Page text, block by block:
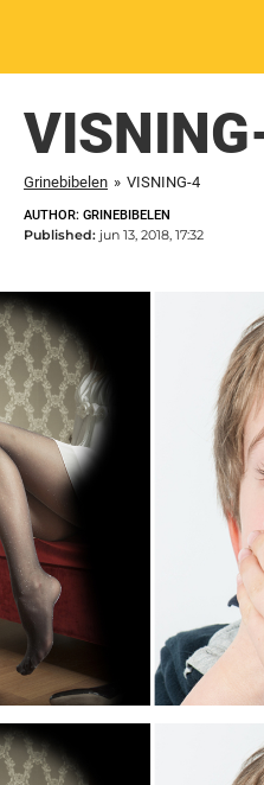
Grinebibelen » VISNING-4
AUTHOR: GRINEBIBELEN
Published: jun 13, 2018, 17:32